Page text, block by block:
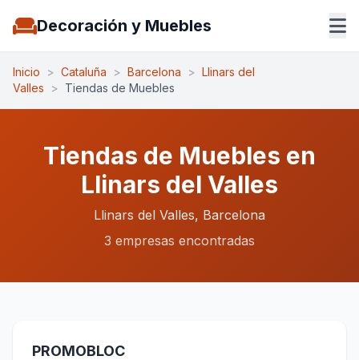
Decoración y Muebles
Inicio > Cataluña > Barcelona > Llinars del
Valles
> Tiendas de Muebles
Tiendas de Muebles en
Llinars del Valles
Llinars del Valles, Barcelona
3 empresas encontradas
PROMOBLOC